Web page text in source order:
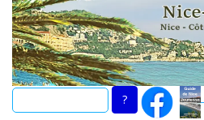
Skip
main
content